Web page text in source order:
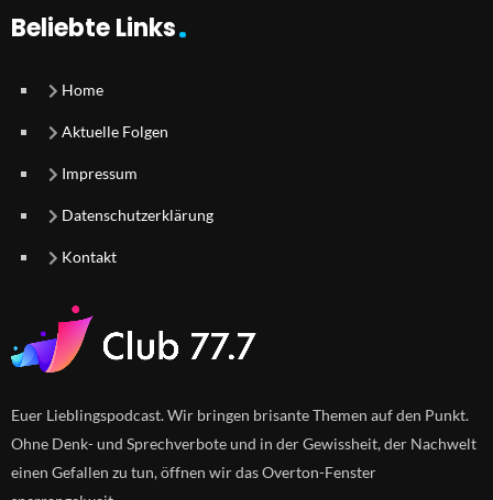
Beliebte Links
Home
Aktuelle Folgen
Impressum
Datenschutzerklärung
Kontakt
Euer Lieblingspodcast. Wir bringen brisante Themen auf den Punkt.
Ohne Denk- und Sprechverbote und in der Gewissheit, der Nachwelt
einen Gefallen zu tun, öffnen wir das Overton-Fenster